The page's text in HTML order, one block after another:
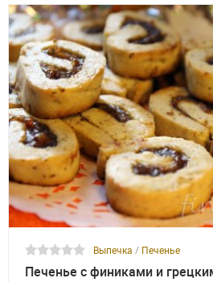
Выпечка / Печенье
Печенье с финиками и